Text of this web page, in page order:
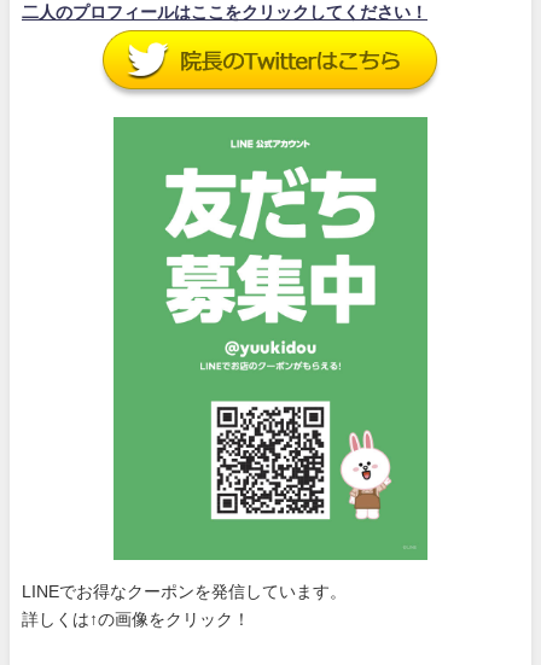
二人のプロフィールはここをクリックしてください！
LINEでお得なクーポンを発信しています。
詳しくは↑の画像をクリック！